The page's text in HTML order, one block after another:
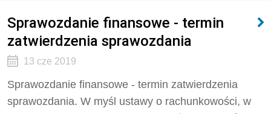
Sprawozdanie finansowe - termin
zatwierdzenia sprawozdania
13 cze 2019
Sprawozdanie finansowe - termin zatwierdzenia
sprawozdania. W myśl ustawy o rachunkowości, w